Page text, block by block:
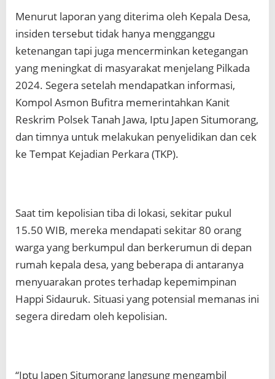
Menurut laporan yang diterima oleh Kepala Desa,
insiden tersebut tidak hanya mengganggu
ketenangan tapi juga mencerminkan ketegangan
yang meningkat di masyarakat menjelang Pilkada
2024. Segera setelah mendapatkan informasi,
Kompol Asmon Bufitra memerintahkan Kanit
Reskrim Polsek Tanah Jawa, Iptu Japen Situmorang,
dan timnya untuk melakukan penyelidikan dan cek
ke Tempat Kejadian Perkara (TKP).
Saat tim kepolisian tiba di lokasi, sekitar pukul
15.50 WIB, mereka mendapati sekitar 80 orang
warga yang berkumpul dan berkerumun di depan
rumah kepala desa, yang beberapa di antaranya
menyuarakan protes terhadap kepemimpinan
Happi Sidauruk. Situasi yang potensial memanas ini
segera diredam oleh kepolisian.
“Iptu Japen Situmorang langsung mengambil